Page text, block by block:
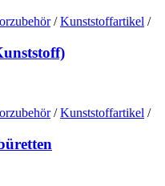
/Kunststoffartikel /
/Kunststoffartikel /